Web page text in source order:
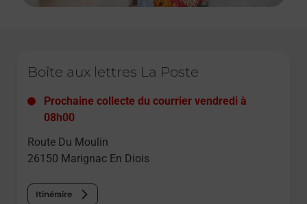
Boîte aux lettres La Poste
Prochaine collecte du courrier vendredi à
08h00
Route Du Moulin
26150 Marignac En Diois
Itinéraire